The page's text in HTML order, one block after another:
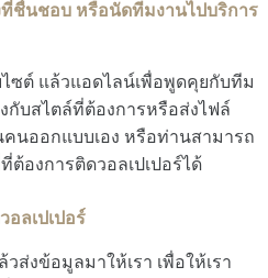
ที่ชื่นชอบ หรือนัดทีมงานไปบริการ
ไซต์ แล้วแอดไลน์เพื่อพูดคุยกับทีม
กับสไตล์ที่ต้องการหรือส่งไฟล์
นออกแบบเอง หรือท่านสามารถ
องการติดวอลเปเปอร์ได้
ลเปเปอร์
ส่งข้อมูลมาให้เรา เพื่อให้เรา